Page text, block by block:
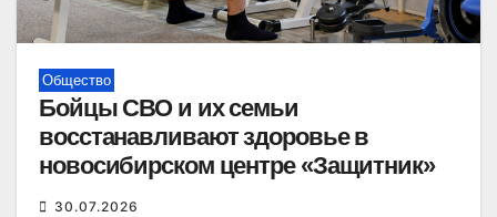
Общество
Бойцы СВО и их семьи
восстанавливают здоровье в
новосибирском центре «Защитник»
30.07.2026